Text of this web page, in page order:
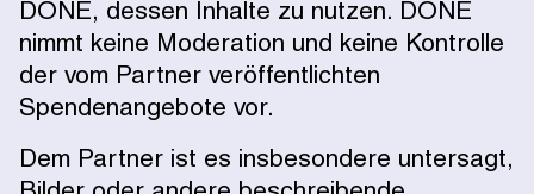
DONE, dessen Inhalte zu nutzen. DONE
nimmt keine Moderation und keine Kontrolle
der vom Partner veröffentlichten
Spendenangebote vor.
Dem Partner ist es insbesondere untersagt,